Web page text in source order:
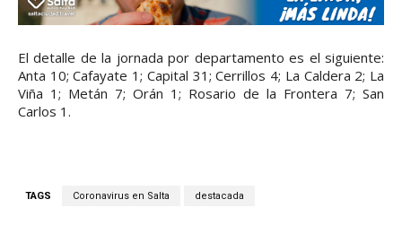
El detalle de la jornada por departamento es el siguiente:
Anta 10; Cafayate 1; Capital 31; Cerrillos 4; La Caldera 2; La
Viña 1; Metán 7; Orán 1; Rosario de la Frontera 7; San
Carlos 1.
TAGS Coronavirus en Salta destacada